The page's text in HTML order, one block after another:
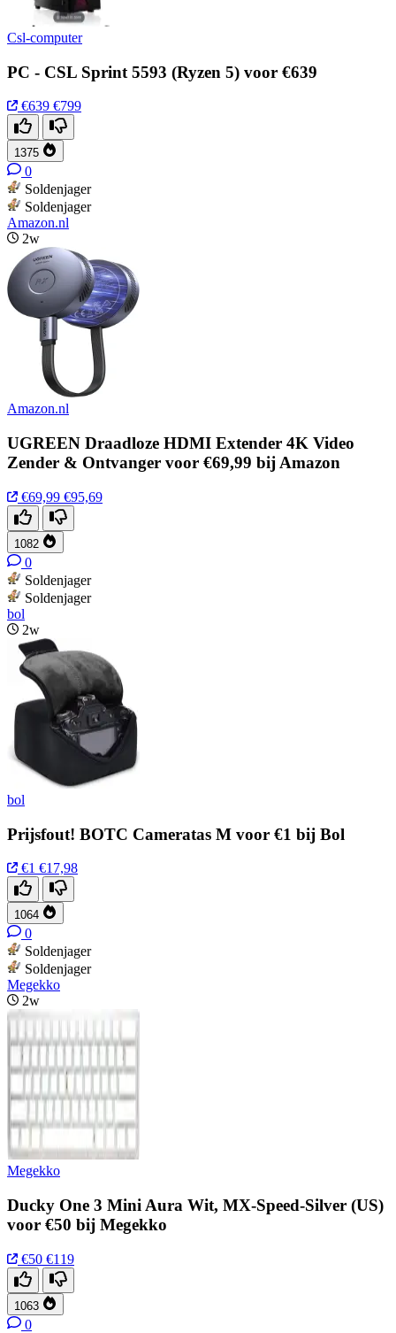
Csl-computer
PC - CSL Sprint 5593 (Ryzen 5) voor €639
€639 €799
1375
0
Soldenjager
Soldenjager
Amazon.nl
2w
Amazon.nl
UGREEN Draadloze HDMI Extender 4K Video
Zender & Ontvanger voor €69,99 bij Amazon
€69,99 €95,69
1082
0
Soldenjager
Soldenjager
bol
2w
bol
Prijsfout! BOTC Cameratas M voor €1 bij Bol
€1 €17,98
1064
0
Soldenjager
Soldenjager
Megekko
2w
Megekko
Ducky One 3 Mini Aura Wit, MX-Speed-Silver (US)
voor €50 bij Megekko
€50 €119
1063
0